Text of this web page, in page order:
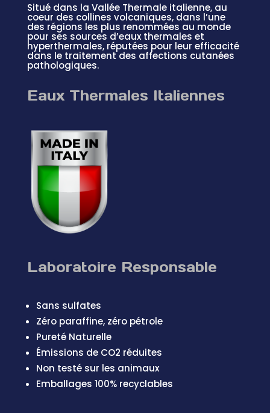
Situé dans la Vallée Thermale italienne, au
coeur des collines volcaniques, dans l’une
des régions les plus renommées au monde
pour ses sources d’eaux thermales et
hyperthermales, réputées pour leur efficacité
dans le traitement des affections cutanées
pathologiques.
Eaux Thermales Italiennes
Laboratoire Responsable
Sans sulfates
Zéro paraffine, zéro pétrole
Pureté Naturelle
Émissions de CO2 réduites
Non testé sur les animaux
Emballages 100% recyclables